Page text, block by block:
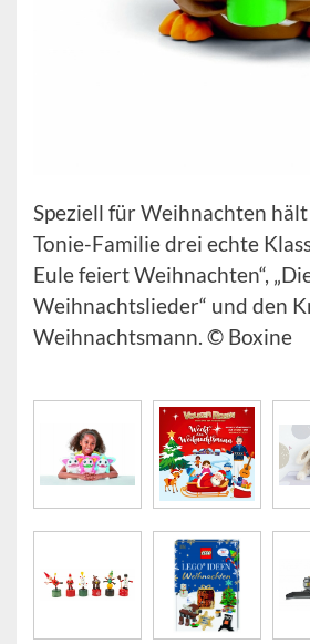
Speziell für Weihnachten
Tonie-Familie drei echte
Eule feiert Weihnachten“,
Weihnachtslieder“ und den
Weihnachtsmann. © Boxine